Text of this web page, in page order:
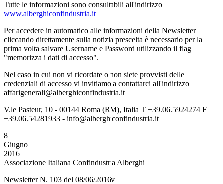
Tutte le informazioni sono consultabili all'indirizzo
www.alberghiconfindustria.it
Per accedere in automatico alle informazioni della Newsletter
cliccando direttamente sulla notizia prescelta è necessario per la
prima volta salvare Username e Password utilizzando il flag
"memorizza i dati di accesso".
Nel caso in cui non vi ricordate o non siete provvisti delle
credenziali di accesso vi invitiamo a contattarci all'indirizzo
affarigenerali@alberghiconfindustria.it
V.le Pasteur, 10 - 00144 Roma (RM), Italia T +39.06.5924274 F
+39.06.54281933 - info@alberghiconfindustria.it
8
Giugno
2016
Associazione Italiana Confindustria Alberghi
Newsletter N. 103 del 08/06/2016v